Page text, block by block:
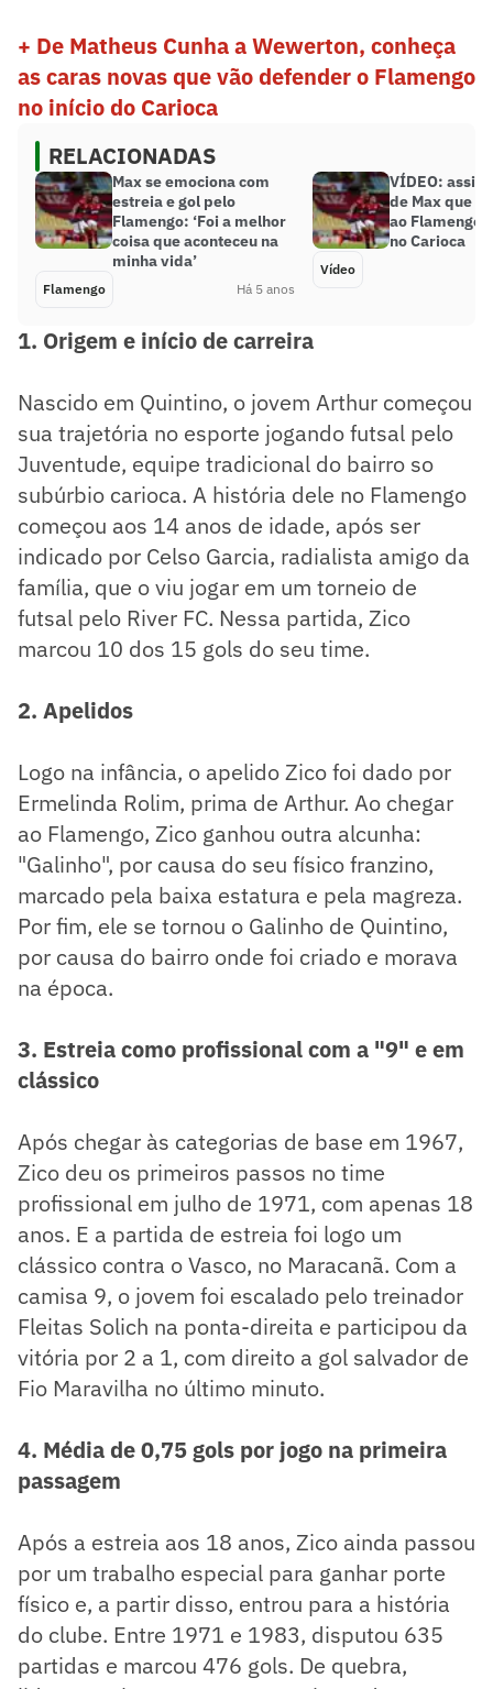
+ De Matheus Cunha a Wewerton, conheça
as caras novas que vão defender o Flamengo
no início do Carioca
RELACIONADAS
Max se emociona com
estreia e gol pelo
Flamengo: ‘Foi a melhor
coisa que aconteceu na
minha vida’
Flamengo Há 5 anos
VÍDEO:
de Max que
ao Flamengo
no Carioca
Vídeo
1. Origem e início de carreira
Nascido em Quintino, o jovem Arthur começou
sua trajetória no esporte jogando futsal pelo
Juventude, equipe tradicional do bairro so
subúrbio carioca. A história dele no Flamengo
começou aos 14 anos de idade, após ser
indicado por Celso Garcia, radialista amigo da
família, que o viu jogar em um torneio de
futsal pelo River FC. Nessa partida, Zico
marcou 10 dos 15 gols do seu time.
2. Apelidos
Logo na infância, o apelido Zico foi dado por
Ermelinda Rolim, prima de Arthur. Ao chegar
ao Flamengo, Zico ganhou outra alcunha:
"Galinho", por causa do seu físico franzino,
marcado pela baixa estatura e pela magreza.
Por fim, ele se tornou o Galinho de Quintino,
por causa do bairro onde foi criado e morava
na época.
3. Estreia como profissional com a "9" e em
clássico
Após chegar às categorias de base em 1967,
Zico deu os primeiros passos no time
profissional em julho de 1971, com apenas 18
anos. E a partida de estreia foi logo um
clássico contra o Vasco, no Maracanã. Com a
camisa 9, o jovem foi escalado pelo treinador
Fleitas Solich na ponta-direita e participou da
vitória por 2 a 1, com direito a gol salvador de
Fio Maravilha no último minuto.
4. Média de 0,75 gols por jogo na primeira
passagem
Após a estreia aos 18 anos, Zico ainda passou
por um trabalho especial para ganhar porte
físico e, a partir disso, entrou para a história
do clube. Entre 1971 e 1983, disputou 635
partidas e marcou 476 gols. De quebra,